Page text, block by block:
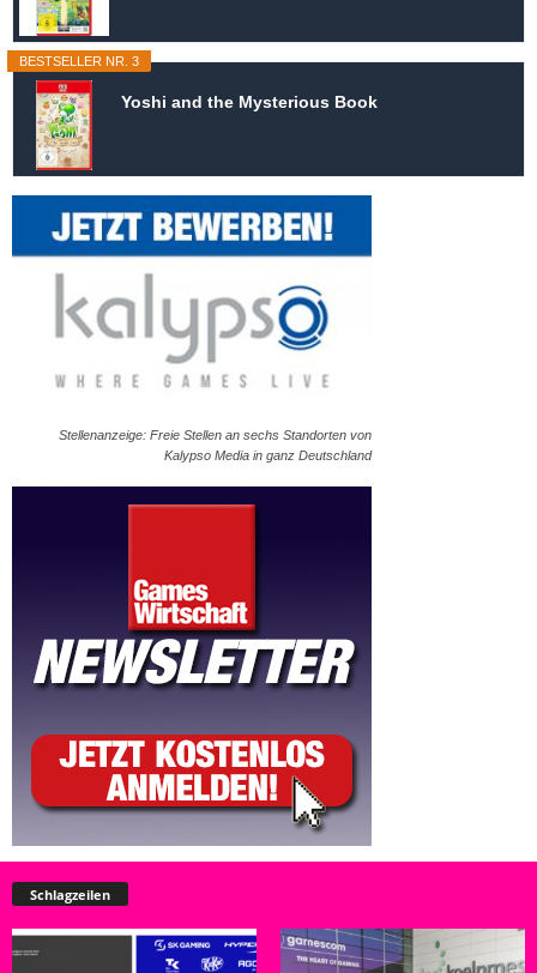
BESTSELLER NR. 3
Yoshi and the Mysterious Book
Stellenanzeige: Freie Stellen an sechs Standorten von
Kalypso Media in ganz Deutschland
Schlagzeilen